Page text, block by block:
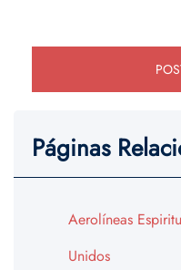
Páginas
Aerolíneas
Unidos